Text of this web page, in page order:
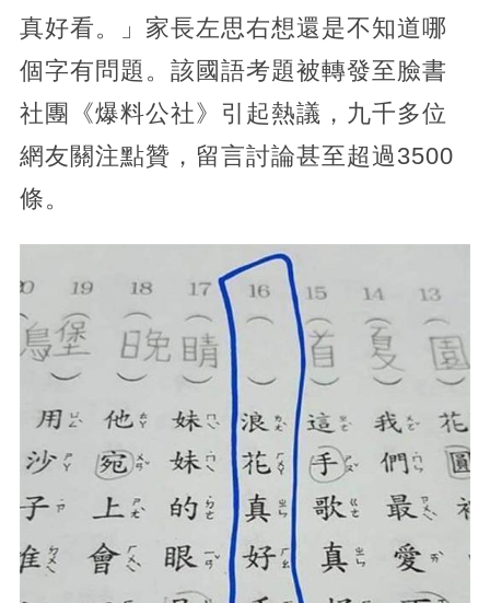
真好看。」家長左思右想還是不知道哪
個字有問題。該國語考題被轉發至臉書
社團《爆料公社》引起熱議，九千多位
網友關注點贊，留言討論甚至超過3500
條。